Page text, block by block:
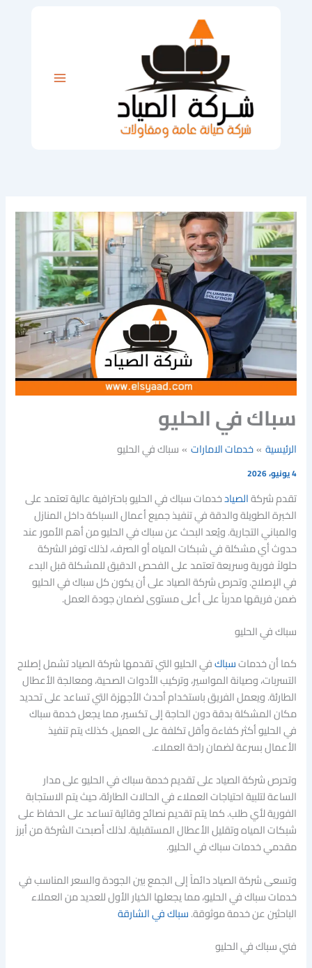
سباك في الحليو
الرئيسية خدمات الامارات سباك في الحليو
4 يونيو، 2026
تقدم شركةالصيادخدمات سباك في الحليو باحترافية عالية تعتمد على
الخبرة الطويلة والدقة في تنفيذ جميع أعمال السباكة داخل المنازل
والمباني التجارية. ويُعد البحث عن سباك في الحليو من أهم الأمور عند
حدوث أي مشكلة في شبكات المياه أو الصرف، لذلك توفر الشركة
حلولاً فورية وسريعة تعتمد على الفحص الدقيق للمشكلة قبل البدء
في الإصلاح. وتحرص شركة الصياد على أن يكون كل سباك في الحليو
ضمن فريقها مدرباً على أعلى مستوى لضمان جودة العمل.
سباك في الحليو
كما أن خدماتسباكفي الحليو التي تقدمها شركة الصياد تشمل إصلاح
التسربات، وصيانة المواسير، وتركيب الأدوات الصحية، ومعالجة الأعطال
الطارئة. ويعمل الفريق باستخدام أحدث الأجهزة التي تساعد على تحديد
مكان المشكلة بدقة دون الحاجة إلى تكسير، مما يجعل خدمة سباك
في الحليو أكثر كفاءة وأقل تكلفة على العميل. كذلك يتم تنفيذ
الأعمال بسرعة لضمان راحة العملاء.
وتحرص شركة الصياد على تقديم خدمة سباك في الحليو على مدار
الساعة لتلبية احتياجات العملاء في الحالات الطارئة، حيث يتم الاستجابة
الفورية لأي طلب. كما يتم تقديم نصائح وقائية تساعد على الحفاظ على
شبكات المياه وتقليل الأعطال المستقبلية. لذلك أصبحت الشركة من أبرز
مقدمي خدمات سباك في الحليو.
وتسعى شركة الصياد دائماً إلى الجمع بين الجودة والسعر المناسب في
خدمات سباك في الحليو، مما يجعلها الخيار الأول للعديد من العملاء
الباحثين عن خدمة موثوقة.سباك في الشارقة
فني سباك في الحليو